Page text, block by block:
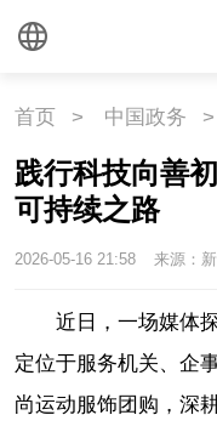
首页 > 中国政务 >
践行科技向善
可持续之路
2026-05-16 21:58 来源：
近日，一场媒体
定位于服务机关、企
尚运动服饰团购，深